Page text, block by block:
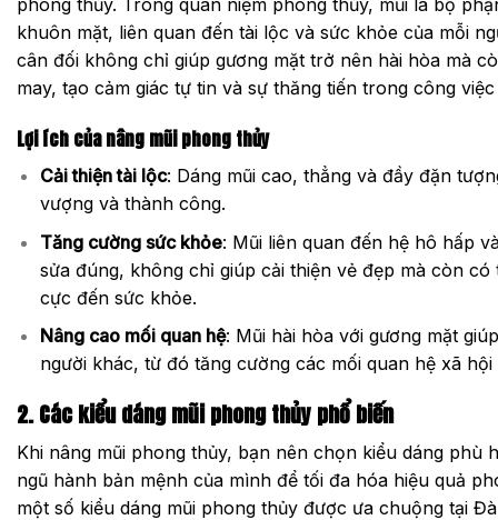
phong thủy. Trong quan niệm phong thủy, mũi là bộ
khuôn mặt, liên quan đến tài lộc và sức khỏe của mỗi
cân đối không chỉ giúp gương mặt trở nên hài hòa mà
may, tạo cảm giác tự tin và sự thăng tiến trong công
Lợi ích của nâng mũi phong thủy
Cải thiện tài lộc: Dáng mũi cao, thẳng và đầy đặn
vượng và thành công.
Tăng cường sức khỏe: Mũi liên quan đến hệ hô hấp
sửa đúng, không chỉ giúp cải thiện vẻ đẹp mà còn
cực đến sức khỏe.
Nâng cao mối quan hệ: Mũi hài hòa với gương mặt
người khác, từ đó tăng cường các mối quan hệ xã hội
2. Các kiểu dáng mũi phong thủy phổ biến
Khi nâng mũi phong thủy, bạn nên chọn kiểu dáng phù
ngũ hành bản mệnh của mình để tối đa hóa hiệu quả
một số kiểu dáng mũi phong thủy được ưa chuộng tại